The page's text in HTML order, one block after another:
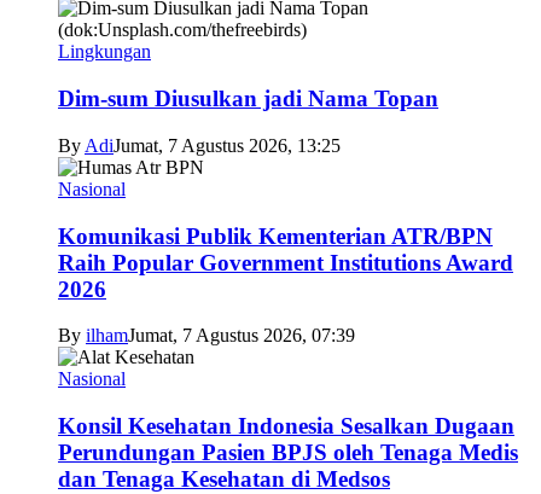
Lingkungan
Dim-sum Diusulkan jadi Nama Topan
By AdiJumat, 7 Agustus 2026, 13:25
Nasional
Komunikasi Publik Kementerian ATR/BPN
Raih Popular Government Institutions Award
2026
By ilhamJumat, 7 Agustus 2026, 07:39
Nasional
Konsil Kesehatan Indonesia Sesalkan Dugaan
Perundungan Pasien BPJS oleh Tenaga Medis
dan Tenaga Kesehatan di Medsos